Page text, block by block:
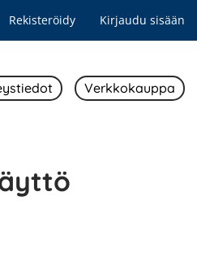
Rekisteröidy Kirjaudu sisään
Verkkokauppa